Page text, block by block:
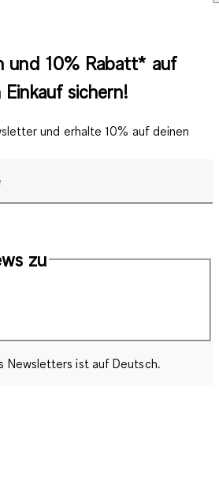
und 10% Rabatt* auf
sichern!
und erhalte 10% auf deinen
zu
Newsletters ist auf Deutsch.